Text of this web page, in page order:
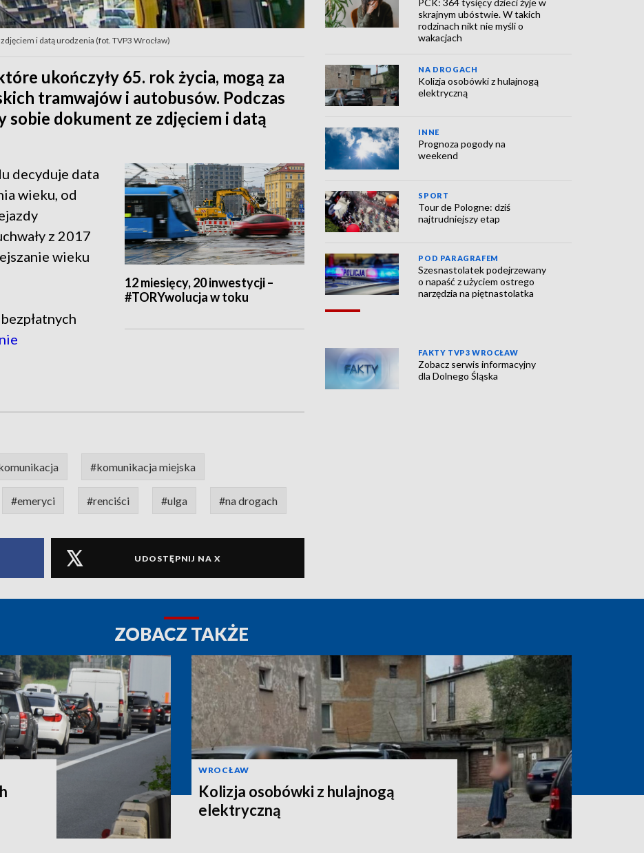
i datą urodzenia (fot. TVP3 Wrocław)
ukończyły 65. rok życia, mogą za
tramwajów i autobusów. Podczas
dokument ze zdjęciem i datą
12 miesięcy, 20 inwestycji –
#TORYwolucja w toku
decyduje data
wieku, od
z 2017
wieku
#komunikacja miejska
#emeryci #renciści #ulga #na drogach
UDOSTĘPNIJ NA X
skrajnym ubóstwie. W takich
rodzinach nikt nie myśli o
wakacjach
NA DROGACH
Kolizja osobówki z hulajnogą
elektryczną
INNE
Prognoza pogody na
weekend
SPORT
Tour de Pologne: dziś
najtrudniejszy etap
POD PARAGRAFEM
Szesnastolatek podejrzewany
o napaść z użyciem ostrego
narzędzia na piętnastolatka
FAKTY TVP3 WROCŁAW
Zobacz serwis informacyjny
dla Dolnego Śląska
ZOBACZ TAKŻE
WROCŁAW
Kolizja osobówki z hulajnogą
elektryczną